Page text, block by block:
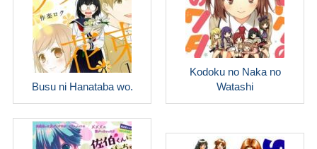
Busu ni Hanataba wo.
Kodoku no Naka no
Watashi